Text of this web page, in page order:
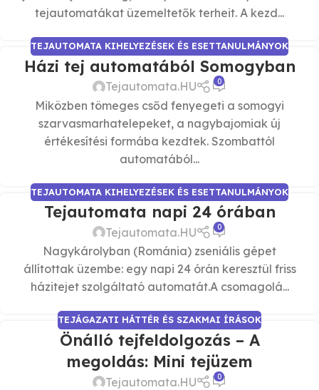
tejautomatákat üzemeltetők terheit. A kezd...
TEJAUTOMATA KIHELYEZÉSEK ÉS ESETTANULMÁNYOK
Házi tej automatából Somogyban
Tejautomata.HU 0
Miközben tömeges csőd fenyegeti a somogyi
szarvasmarhatelepeket, a nagybajomiak új
értékesítési formába kezdtek. Szombattól
automatából...
TEJAUTOMATA KIHELYEZÉSEK ÉS ESETTANULMÁNYOK
Tejautomata napi 24 órában
Tejautomata.HU 0
Nagykárolyban (Románia) zseniális gépet
állítottak üzembe: egy napi 24 órán keresztül friss
házitejet szolgáltató automatát.A csomagolá...
TEJÁGAZATI HÁTTÉR ÉS SZAKMAI ÍRÁSOK
Önálló tejfeldolgozás – A
megoldás: Mini tejüzem
Tejautomata.HU 0